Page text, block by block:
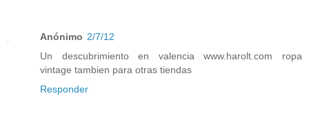
Anónimo 2/7/12
Un descubrimiento en valencia www.harolt.com ropa
vintage tambien para otras tiendas
Responder